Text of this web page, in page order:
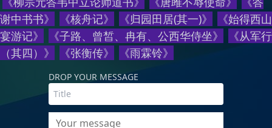
谢中书书》 《核舟记》 《归园田居(其一)》 《始得西山
宴游记》 《子路、曾皙、冉有、公西华侍坐》 《从军行
（其四） 》 《张衡传》 《雨霖铃》
DROP YOUR MESSAGE
Your message